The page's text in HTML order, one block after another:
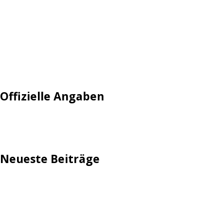
Offizielle Angaben
Neueste Beiträge